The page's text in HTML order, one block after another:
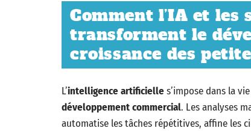
Comment l’IA et
transforment le
croissance des
L’intelligence artificielles’impose dans la
développement commercial. Les analyses
automatise les tâches répétitives, affine les